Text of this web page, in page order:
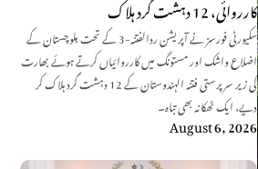
کارروائی، 12 دہشت گرد ہلاک
سکیورٹی فورسز نے آپریشن ردالفتنہ-3 کے تحت بلوچستان کے
اضلاع واشک اور مستونگ میں کارروائیاں کرتے ہوئے بھارت
کی زیر سرپرستی فتنہ الہندوستان کے 12 دہشت گرد ہلاک کر
دیے، ایک ٹھکانہ بھی تباہ۔
August 6, 2026